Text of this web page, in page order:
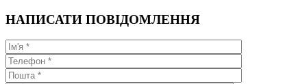
НАПИСАТИ ПОВІДОМЛЕННЯ